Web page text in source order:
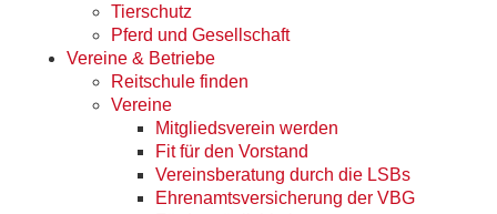
Tierschutz
Pferd und Gesellschaft
Vereine & Betriebe
Reitschule finden
Vereine
Mitgliedsverein werden
Fit für den Vorstand
Vereinsberatung durch die LSBs
Ehrenamtsversicherung der VBG